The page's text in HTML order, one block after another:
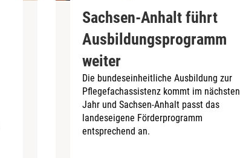
Sachsen-Anhalt führt
Ausbildungsprogramm
weiter
Die bundeseinheitliche Ausbildung zur
Pflegefachassistenz kommt im nächsten
Jahr und Sachsen-Anhalt passt das
landeseigene Förderprogramm
entsprechend an.